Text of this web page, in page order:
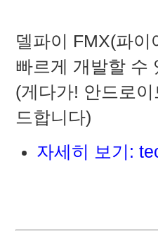
델파이 FMX(파
빠르게 개발할 수
(게다가! 안드로
드합니다)
자세히 보기: